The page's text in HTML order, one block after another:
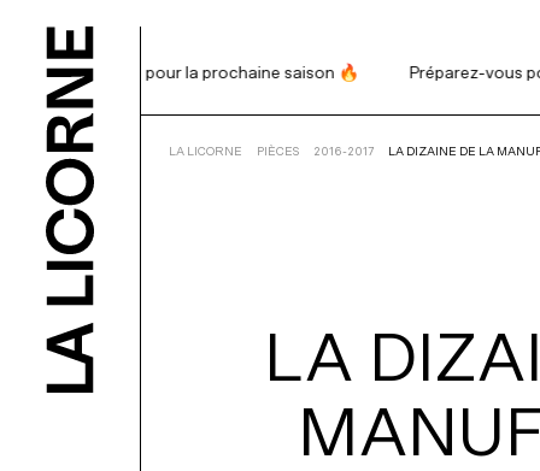
Préparez-vous pour la prochaine saison 🔥 Préparez-vous
BILLETTERIE
LA LICORNE PIÈCES 2016-2017 LA DIZAINE DE LA
LA